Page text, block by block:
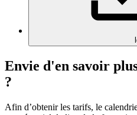
Envie d'en savoir
?
Afin d’obtenir les tarifs, le